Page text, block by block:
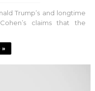
Trump’s and longtime
claims that the
»